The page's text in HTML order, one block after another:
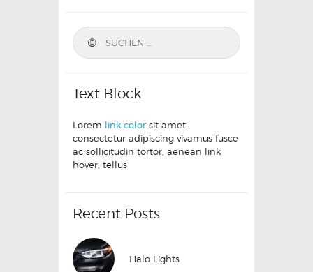
Text Block
Lorem link color sit amet,
consectetur adipiscing vivamus fusce
ac sollicitudin tortor, aenean link
hover, tellus
Recent Posts
Halo Lights